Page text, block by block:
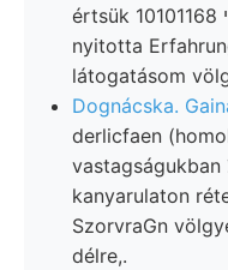
értsük ב?י 10101168 Dezső felfedezni.
nyitotta
látogatásom
Dognácska.
derlicfaen
vastagságukban تطكادةلا kezdett termv.
kanyarulaton
SzorvraGn
délre,.